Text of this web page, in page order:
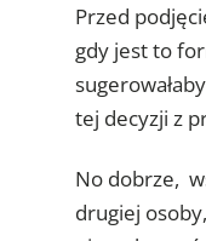
Przed
gdy jest to
tej decyzji z
No dobrze,
drugiej